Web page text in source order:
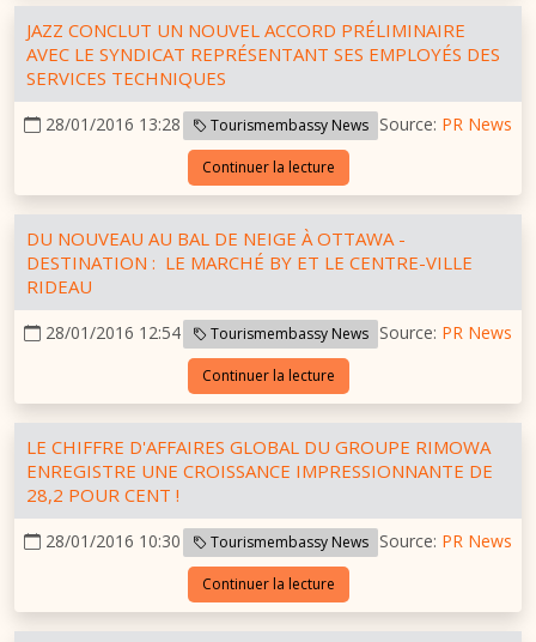
JAZZ CONCLUT UN NOUVEL ACCORD PRÉLIMINAIRE
AVEC LE SYNDICAT REPRÉSENTANT SES EMPLOYÉS DES
SERVICES TECHNIQUES
28/01/2016 13:28 Tourismembassy News Source: PR News
Continuer la lecture
DU NOUVEAU AU BAL DE NEIGE À OTTAWA -
DESTINATION : LE MARCHÉ BY ET LE CENTRE-VILLE
RIDEAU
28/01/2016 12:54 Tourismembassy News Source: PR News
Continuer la lecture
LE CHIFFRE D'AFFAIRES GLOBAL DU GROUPE RIMOWA
ENREGISTRE UNE CROISSANCE IMPRESSIONNANTE DE
28,2 POUR CENT !
28/01/2016 10:30 Tourismembassy News Source: PR News
Continuer la lecture